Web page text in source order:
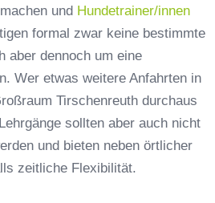
und Hundetrainer/innen
formal zwar keine bestimmte
aber dennoch um eine
Wer etwas weitere Anfahrten in
Tirschenreuth durchaus
sollten aber auch nicht
und bieten neben örtlicher
zeitliche Flexibilität.